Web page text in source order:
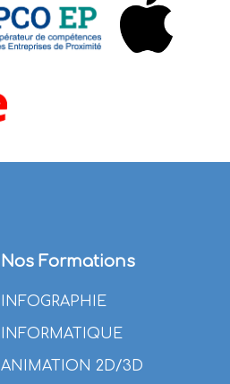
Nos Formations
INFOGRAPHIE
INFORMATIQUE
ANIMATION 2D/3D